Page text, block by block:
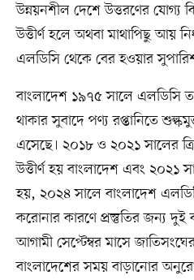
উন্নয়নশীল দেশে উত্তরণের যোগ্য
উত্তীর্ণ হলে অথবা মাথাপিছু আয়
এলডিসি থেকে বের হওয়ার
বাংলাদেশ ১৯৭৫ সালে এলডিসি
থাকার সুবাদে পণ্য রপ্তানিতে
এসেছে। ২০১৮ ও ২০২১ সালের
উত্তীর্ণ হয় বাংলাদেশ এবং ২০২১
হয়, ২০২৪ সালে বাংলাদেশ
করোনার কারণে প্রস্তুতির জন্য
আগামী সেপ্টেম্বর মাসে
বাংলাদেশের সময় বাড়ানোর